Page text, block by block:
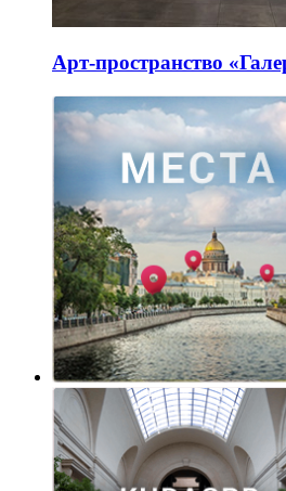
Арт-пространство